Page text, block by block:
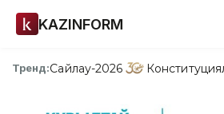
KAZINFORM
Тренд:Сайлау-2026